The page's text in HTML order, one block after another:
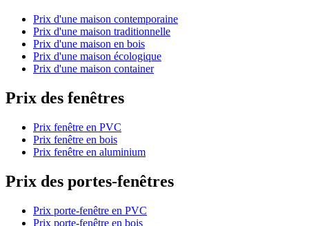
Prix d'une maison contemporaine
Prix d'une maison traditionnelle
Prix d'une maison en bois
Prix d'une maison écologique
Prix d'une maison container
Prix des fenêtres
Prix fenêtre en PVC
Prix fenêtre en bois
Prix fenêtre en aluminium
Prix des portes-fenêtres
Prix porte-fenêtre en PVC
Prix porte-fenêtre en bois